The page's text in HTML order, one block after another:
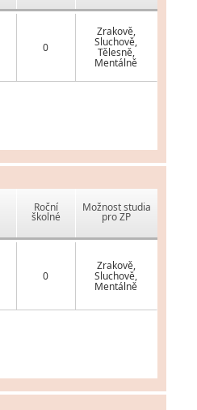
0
Zrakově,
Sluchově,
Tělesně,
Mentálně
Roční
školné
Možnost studia
pro ZP
0
Zrakově,
Sluchově,
Mentálně